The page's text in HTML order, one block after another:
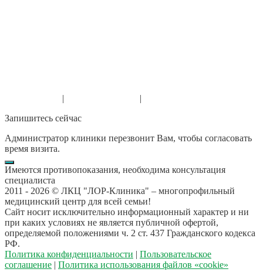
| |
Запишитесь сейчас
Администратор клиники перезвонит Вам, чтобы согласовать
время визита.
Имеются противопоказания, необходима консультация
специалиста
2011 - 2026 © ЛКЦ "ЛОР-Клиника" – многопрофильный
медицинский центр для всей семьи!
Сайт носит исключительно информационный характер и ни
при каких условиях не является публичной офертой,
определяемой положениями ч. 2 ст. 437 Гражданского кодекса
РФ.
Политика конфиденциальности | Пользовательское
соглашение | Политика использования файлов «cookie»